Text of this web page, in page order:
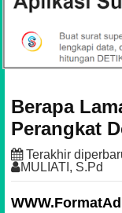
Berapa
Perangkat
Terakhir
MULIATI, S.Pd